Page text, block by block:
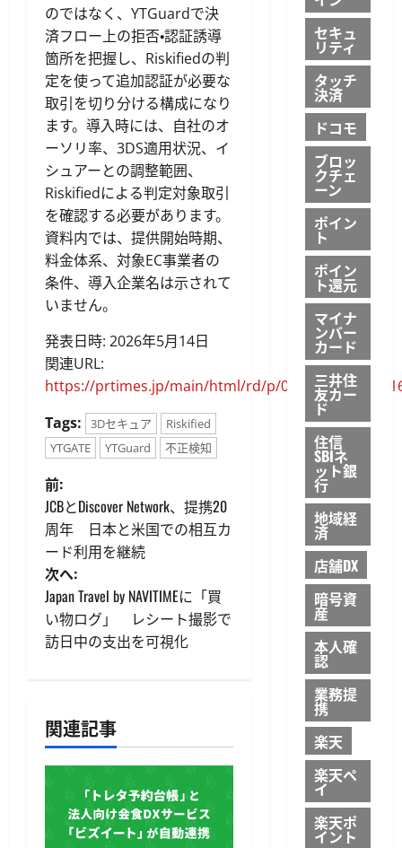
のではなく、YTGuardで決
済フロー上の拒否・認証誘導
箇所を把握し、Riskifiedの判
定を使って追加認証が必要な
取引を切り分ける構成になり
ます。導入時には、自社のオ
ーソリ率、3DS適用状況、イ
シュアーとの調整範囲、
Riskifiedによる判定対象取引
を確認する必要があります。
資料内では、提供開始時期、
料金体系、対象EC事業者の
条件、導入企業名は示されて
いません。
発表日時: 2026年5月14日
関連URL:
https://prtimes.jp/main/html/rd/p/
Tags:
3Dセキュア
Riskified
YTGATE
YTGuard 不正検知
投
稿
ナ
ビ
ゲ
シ
ョ
前:
JCBとDiscover Network、提携20
周年 日本と米国での相互カ
ード利用を継続
次へ:
Japan Travel by NAVITIMEに「買
い物ログ」 レシート撮影で
訪日中の支出を可視化
関連記事
セキュ
リティ
タッチ
決済
ドコモ
ブロッ
クチェ
ーン
ポイン
ト
ポイン
ト還元
マイナ
ンバー
カード
三井住
友カー
ド
住信
SBIネ
ット銀
行
地域経
済
店舗DX
暗号資
産
本人確
認
業務提
携
楽天
楽天ペ
イ
楽天ポ
イント